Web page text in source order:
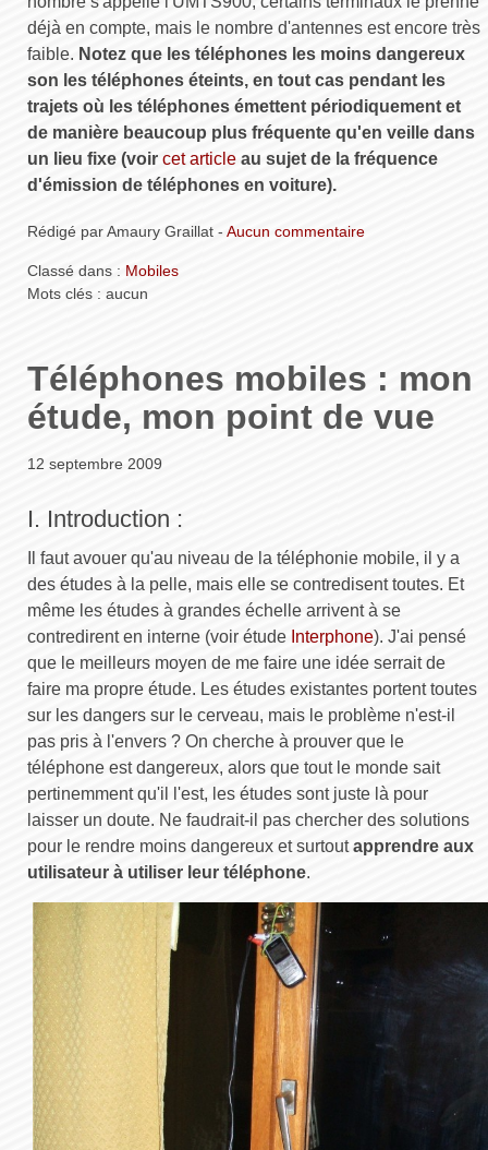
déjà en compte, mais le nombre d'antennes est encore très
faible. Notez que les téléphones les moins dangereux
son les téléphones éteints, en tout cas pendant les
trajets où les téléphones émettent périodiquement et
de manière beaucoup plus fréquente qu'en veille dans
un lieu fixe (voir cet article au sujet de la fréquence
d'émission de téléphones en voiture).
Rédigé par Amaury Graillat - Aucun commentaire
Classé dans : Mobiles
Mots clés : aucun
Téléphones mobiles : mon
étude, mon point de vue
12 septembre 2009
I. Introduction :
Il faut avouer qu'au niveau de la téléphonie mobile, il y a
des études à la pelle, mais elle se contredisent toutes. Et
même les études à grandes échelle arrivent à se
contredirent en interne (voir étude Interphone). J'ai pensé
que le meilleurs moyen de me faire une idée serrait de
faire ma propre étude. Les études existantes portent toutes
sur les dangers sur le cerveau, mais le problème n'est-il
pas pris à l'envers ? On cherche à prouver que le
téléphone est dangereux, alors que tout le monde sait
pertinemment qu'il l'est, les études sont juste là pour
laisser un doute. Ne faudrait-il pas chercher des solutions
pour le rendre moins dangereux et surtoutapprendre aux
utilisateur à utiliser leur téléphone.